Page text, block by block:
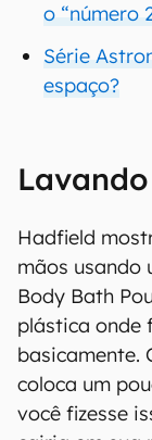
o “número
Série
espaço?
Hadfield
mãos usando
Body Bath
plástica onde
basicamente.
coloca um
você fizesse